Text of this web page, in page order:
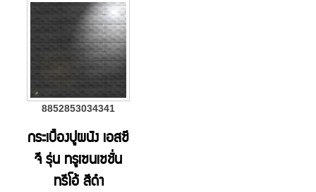
8852853034341
กระเบื้องปูผนัง เอสซี
จี รุ่น ทรูเซนเซชั่น
ทรีโอ้ สีดำ